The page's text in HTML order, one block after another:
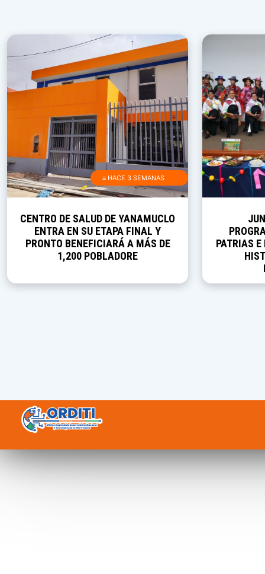
≡ HACE 3 SEMANAS
CENTRO DE SALUD DE YANAMUCLO
ENTRA EN SU ETAPA FINAL Y
PRONTO BENEFICIARÁ A MÁS DE
1,200 POBLADORE
PATRIAS